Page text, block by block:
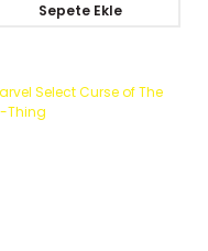
Sepete Ekle